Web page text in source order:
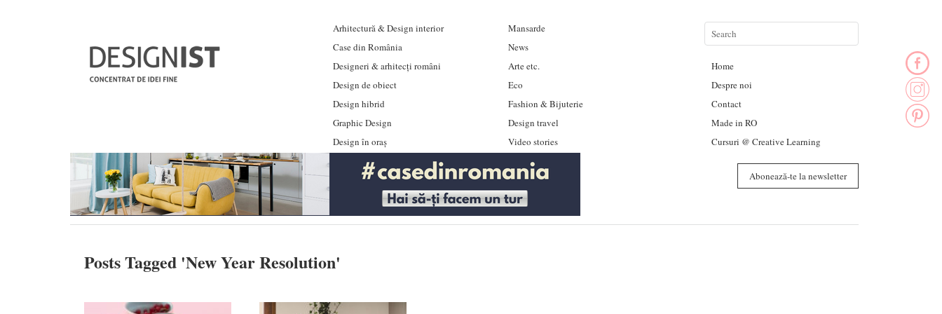
Arhitectură & Design interior
Case din România
Designeri & arhitecți români
Design de obiect
Design hibrid
Graphic Design
Design în oraș
Mansarde
News
Arte etc.
Eco
Fashion & Bijuterie
Design travel
Video stories
Home
Despre noi
Contact
Made in RO
Cursuri @ Creative Learning
Abonează-te la newsletter
Posts Tagged 'New Year Resolution'